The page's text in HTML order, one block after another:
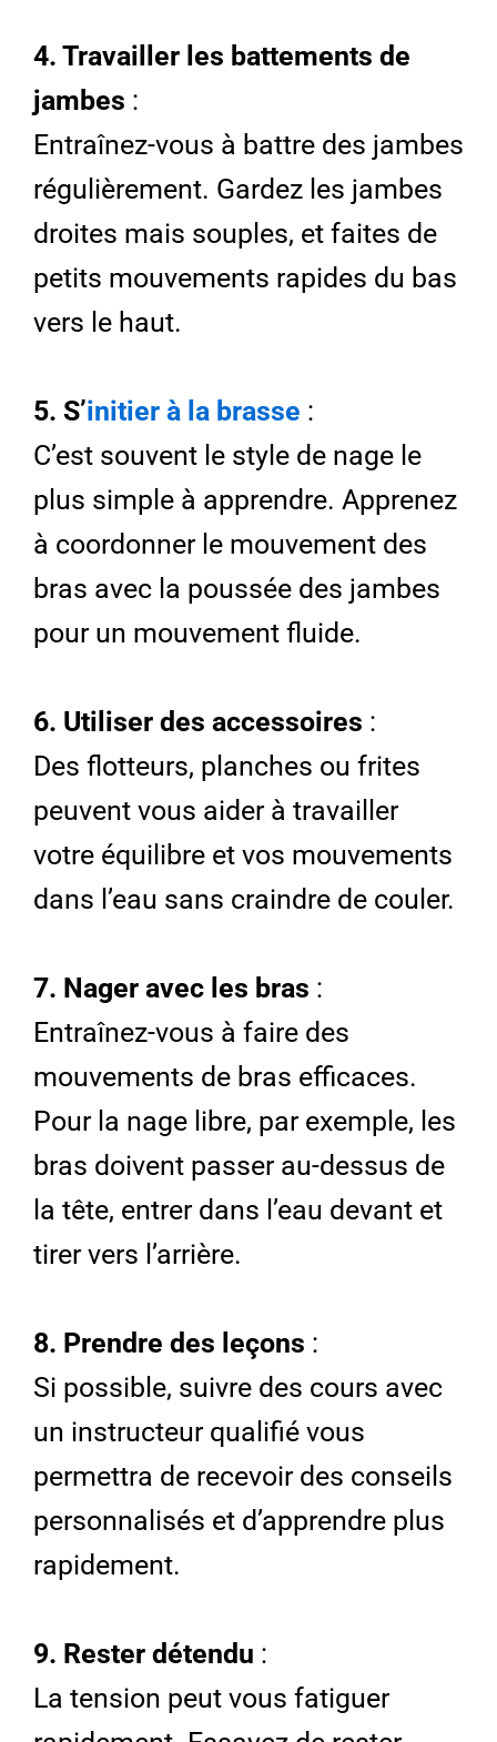
4. Travailler les battements de
jambes :
Entraînez-vous à battre des jambes
régulièrement. Gardez les jambes
droites mais souples, et faites de
petits mouvements rapides du bas
vers le haut.
5. S’initier à la brasse :
C’est souvent le style de nage le
plus simple à apprendre. Apprenez
à coordonner le mouvement des
bras avec la poussée des jambes
pour un mouvement fluide.
6. Utiliser des accessoires :
Des flotteurs, planches ou frites
peuvent vous aider à travailler
votre équilibre et vos mouvements
dans l’eau sans craindre de couler.
7. Nager avec les bras :
Entraînez-vous à faire des
mouvements de bras efficaces.
Pour la nage libre, par exemple, les
bras doivent passer au-dessus de
la tête, entrer dans l’eau devant et
tirer vers l’arrière.
8. Prendre des leçons :
Si possible, suivre des cours avec
un instructeur qualifié vous
permettra de recevoir des conseils
personnalisés et d’apprendre plus
rapidement.
9. Rester détendu :
La tension peut vous fatiguer